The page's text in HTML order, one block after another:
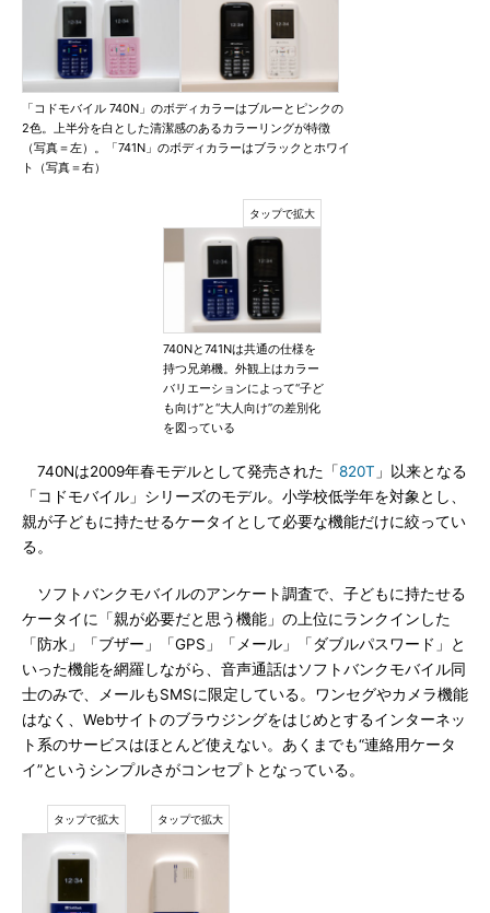
「コドモバイル 740N」のボディカラーはブルーとピンクの
2色。上半分を白とした清潔感のあるカラーリングが特徴
（写真＝左）。「741N」のボディカラーはブラックとホワイ
ト（写真＝右）
740Nと741Nは共通の仕様を
持つ兄弟機。外観上はカラー
バリエーションによって“子ど
も向け”と“大人向け”の差別化
を図っている
740Nは2009年春モデルとして発売された「820T 」以来となる
「コドモバイル」シリーズのモデル。小学校低学年を対象とし、
親が子どもに持たせるケータイとして必要な機能だけに絞ってい
る。
ソフトバンクモバイルのアンケート調査で、子どもに持たせる
ケータイに「親が必要だと思う機能」の上位にランクインした
「防水」「ブザー」「GPS」「メール」「ダブルパスワード」と
いった機能を網羅しながら、音声通話はソフトバンクモバイル同
士のみで、メールもSMSに限定している。ワンセグやカメラ機能
はなく、Webサイトのブラウジングをはじめとするインターネッ
ト系のサービスはほとんど使えない。あくまでも“連絡用ケータ
イ”というシンプルさがコンセプトとなっている。